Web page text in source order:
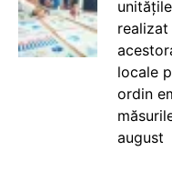
locale
ordin
august